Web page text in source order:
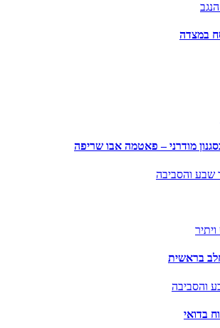
במצדה
מודרני – פאטמה אבו שריפה
שבע והסביבה
בראשית
והסביבה
בדואי